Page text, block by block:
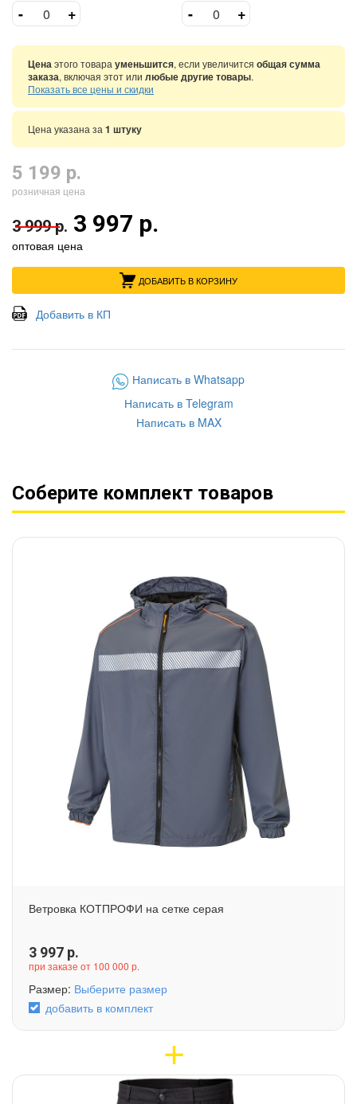
- + - +
Ценаэтого товара уменьшится, если увеличится общая сумма
заказа, включая этот или любые другие товары.
Показать все цены и скидки
Цена указана за 1 штуку
5 199 р.
розничная цена
3 999 р. 3 997 р.
оптовая цена
ДОБАВИТЬ В КОРЗИНУ
Добавить в КП
Написать в Whatsapp
Написать в Telegram
Написать в MAX
Соберите комплект товаров
Ветровка КОТПРОФИ на сетке серая
3 997 р.
при заказе от 100 000 р.
Размер: Выберите размер
добавить в комплект